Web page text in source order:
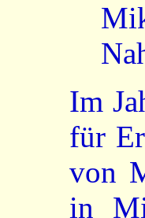
Im
für
von
in